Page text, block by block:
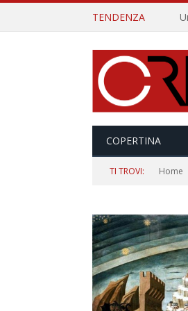
TENDENZA
COPERTINA
TI TROVI: Home